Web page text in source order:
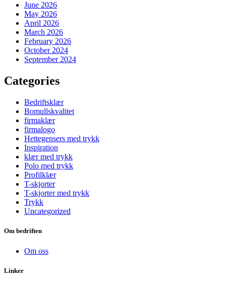
June 2026
May 2026
April 2026
March 2026
February 2026
October 2024
September 2024
Categories
Bedriftsklær
Bomullskvalitet
firmaklær
firmalogo
Hettegensers med trykk
Inspiration
klær med trykk
Polo med trykk
Profilklær
T-skjorter
T-skjorter med trykk
Trykk
Uncategorized
Om bedriften
Om oss
Linker